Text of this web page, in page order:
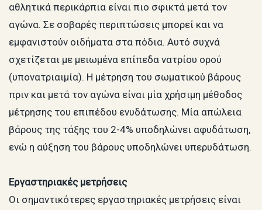
αθλητικά περικάρπια είναι πιο σφικτά μετά τον
αγώνα. Σε σοβαρές περιπτώσεις μπορεί και να
εμφανιστούν οιδήματα στα πόδια. Αυτό συχνά
σχετίζεται με μειωμένα επίπεδα νατρίου ορού
(υπονατριαιμία). Η μέτρηση του σωματικού βάρους
πριν και μετά τον αγώνα είναι μία χρήσιμη μέθοδος
μέτρησης του επιπέδου ενυδάτωσης. Μία απώλεια
βάρους της τάξης του 2-4% υποδηλώνει αφυδάτωση,
ενώ η αύξηση του βάρους υποδηλώνει υπερυδάτωση.
Εργαστηριακές μετρήσεις
Οι σημαντικότερες εργαστηριακές μετρήσεις είναι